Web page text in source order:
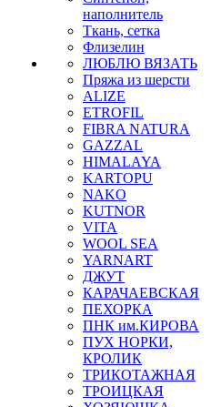
наполнитель
Ткань, сетка
Флизелин
ЛЮБЛЮ ВЯЗАТЬ
Пряжа из шерсти
ALIZE
ETROFIL
FIBRA NATURA
GAZZAL
HIMALAYA
KARTOPU
NAKO
KUTNOR
VITA
WOOL SEA
YARNART
ДЖУТ
КАРАЧАЕВСКАЯ
ПЕХОРКА
ПНК им.КИРОВА
ПУХ НОРКИ,
КРОЛИК
ТРИКОТАЖНАЯ
ТРОИЦКАЯ